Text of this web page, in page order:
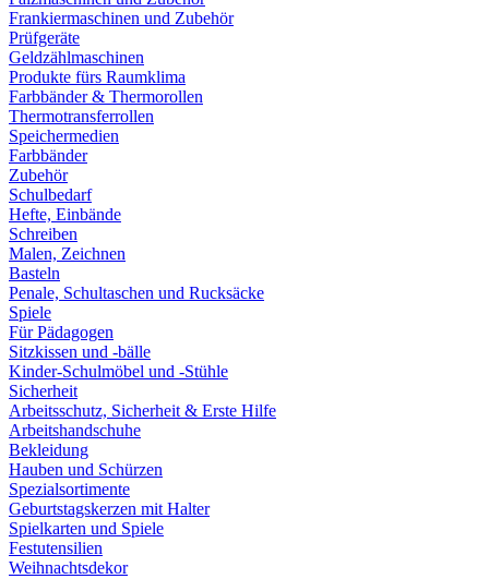
Frankiermaschinen und Zubehör
Prüfgeräte
Geldzählmaschinen
Produkte fürs Raumklima
Farbbänder & Thermorollen
Thermotransferrollen
Speichermedien
Farbbänder
Zubehör
Schulbedarf
Hefte, Einbände
Schreiben
Malen, Zeichnen
Basteln
Penale, Schultaschen und Rucksäcke
Spiele
Für Pädagogen
Sitzkissen und -bälle
Kinder-Schulmöbel und -Stühle
Sicherheit
Arbeitsschutz, Sicherheit & Erste Hilfe
Arbeitshandschuhe
Bekleidung
Hauben und Schürzen
Spezialsortimente
Geburtstagskerzen mit Halter
Spielkarten und Spiele
Festutensilien
Weihnachtsdekor